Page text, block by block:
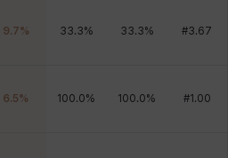
9.7% 33.3% 33.3% #3.67
6.5% 100.0% 100.0% #1.00